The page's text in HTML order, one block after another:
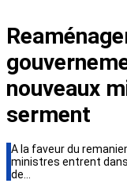
nouveaux
serment
A la faveur du
ministres entrent
de…